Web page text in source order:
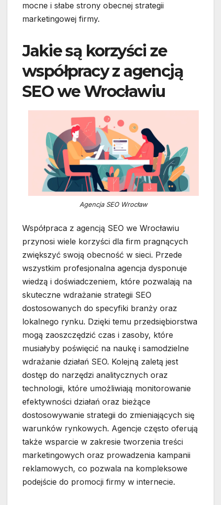
mocne i słabe strony obecnej strategii
marketingowej firmy.
Jakie są korzyści ze
współpracy z agencją
SEO we Wrocławiu
Agencja SEO Wrocław
Współpraca z agencją SEO we Wrocławiu
przynosi wiele korzyści dla firm pragnących
zwiększyć swoją obecność w sieci. Przede
wszystkim profesjonalna agencja dysponuje
wiedzą i doświadczeniem, które pozwalają na
skuteczne wdrażanie strategii SEO
dostosowanych do specyfiki branży oraz
lokalnego rynku. Dzięki temu przedsiębiorstwa
mogą zaoszczędzić czas i zasoby, które
musiałyby poświęcić na naukę i samodzielne
wdrażanie działań SEO. Kolejną zaletą jest
dostęp do narzędzi analitycznych oraz
technologii, które umożliwiają monitorowanie
efektywności działań oraz bieżące
dostosowywanie strategii do zmieniających się
warunków rynkowych. Agencje często oferują
także wsparcie w zakresie tworzenia treści
marketingowych oraz prowadzenia kampanii
reklamowych, co pozwala na kompleksowe
podejście do promocji firmy w internecie.